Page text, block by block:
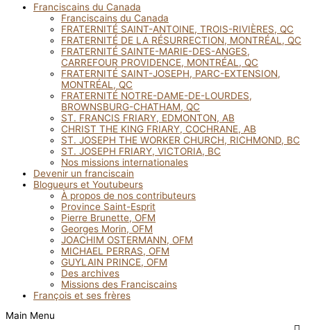
Franciscains du Canada
Franciscains du Canada
FRATERNITÉ SAINT-ANTOINE, TROIS-RIVIÈRES, QC
FRATERNITÉ DE LA RÉSURRECTION, MONTRÉAL, QC
FRATERNITÉ SAINTE-MARIE-DES-ANGES,
CARREFOUR PROVIDENCE, MONTRÉAL, QC
FRATERNITÉ SAINT-JOSEPH, PARC-EXTENSION,
MONTRÉAL, QC
FRATERNITÉ NOTRE-DAME-DE-LOURDES,
BROWNSBURG-CHATHAM, QC
ST. FRANCIS FRIARY, EDMONTON, AB
CHRIST THE KING FRIARY, COCHRANE, AB
ST. JOSEPH THE WORKER CHURCH, RICHMOND, BC
ST. JOSEPH FRIARY, VICTORIA, BC
Nos missions internationales
Devenir un franciscain
Blogueurs et Youtubeurs
À propos de nos contributeurs
Province Saint-Esprit
Pierre Brunette, OFM
Georges Morin, OFM
JOACHIM OSTERMANN, OFM
MICHAEL PERRAS, OFM
GUYLAIN PRINCE, OFM
Des archives
Missions des Franciscains
François et ses frères
Main Menu